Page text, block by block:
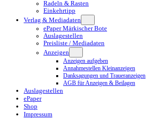
Radeln & Rasten
Einkehrtipp
Verlag & Mediadaten
ePaper Märkischer Bote
Auslagestellen
Preisliste / Mediadaten
Anzeigen
Anzeigen aufgeben
Annahmestellen Kleinanzeigen
Danksagungen und Traueranzeigen
AGB für Anzeigen & Beilagen
Auslagestellen
ePaper
Shop
Impressum